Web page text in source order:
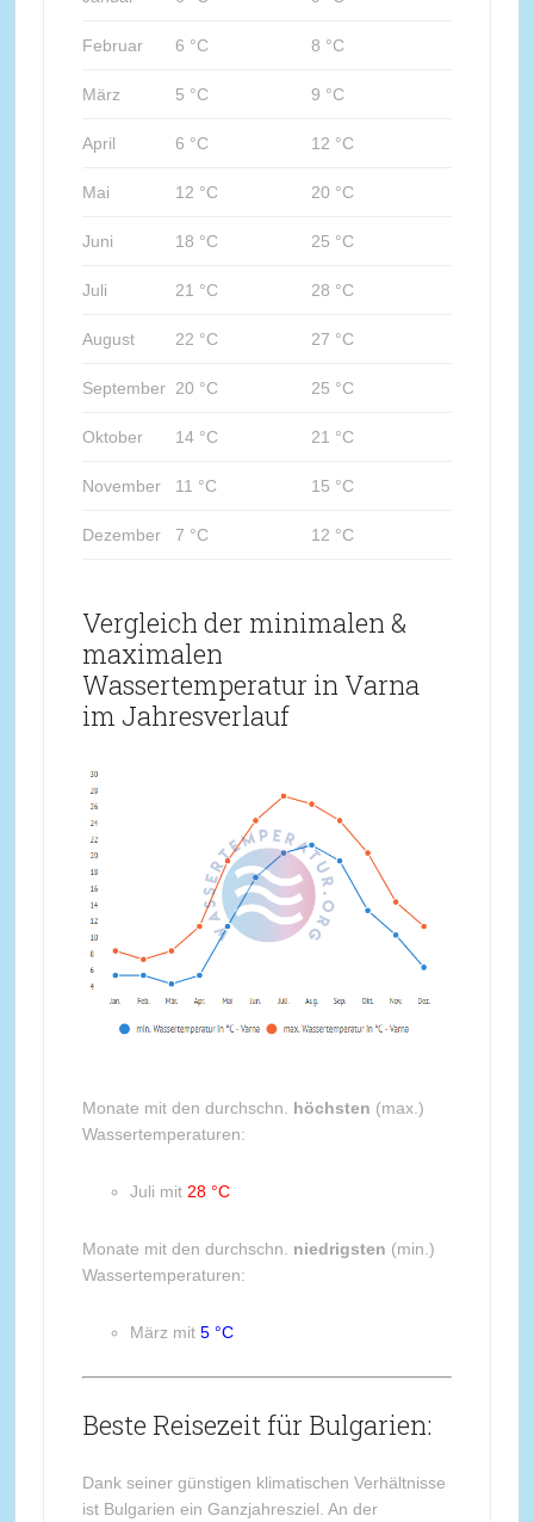
Februar 6 °C 8 °C
März 5 °C 9 °C
April 6 °C 12 °C
Mai 12 °C 20 °C
Juni 18 °C 25 °C
Juli 21 °C 28 °C
August 22 °C 27 °C
September 20 °C 25 °C
Oktober 14 °C 21 °C
November 11 °C 15 °C
Dezember 7 °C 12 °C
Vergleich der minimalen &
maximalen
Wassertemperatur in Varna
im Jahresverlauf
Monate mit den durchschn. höchsten (max.)
Wassertemperaturen:
Juli mit 28 °C
Monate mit den durchschn. niedrigsten (min.)
Wassertemperaturen:
März mit 5 °C
Beste Reisezeit für Bulgarien:
Dank seiner günstigen klimatischen Verhältnisse
ist Bulgarien ein Ganzjahresziel. An der